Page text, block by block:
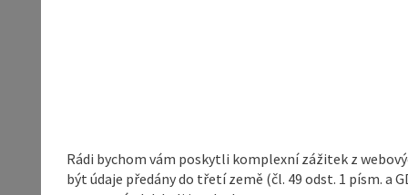
Rádi bychom vám poskytli komplexní zážitek z
být údaje předány do třetí země (čl. 49 odst. 1 písm.